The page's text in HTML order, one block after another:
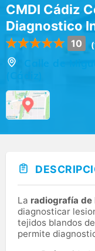
CMDI Cádiz
Diagnostico
10
Calle de
La radiografía de
diagnosticar
tejidos blandos
permite